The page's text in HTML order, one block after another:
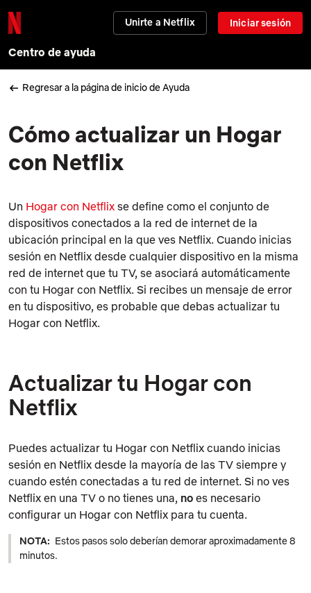
Unirte a Netflix Iniciar sesión
Centro de ayuda
Regresar a la página de inicio de Ayuda
Cómo actualizar un Hogar
con Netflix
Un Hogar con Netflix se define como el conjunto de
dispositivos conectados a la red de internet de la
ubicación principal en la que ves Netflix. Cuando inicias
sesión en Netflix desde cualquier dispositivo en la misma
red de internet que tu TV, se asociará automáticamente
con tu Hogar con Netflix. Si recibes un mensaje de error
en tu dispositivo, es probable que debas actualizar tu
Hogar con Netflix.
Actualizar tu Hogar con
Netflix
Puedes actualizar tu Hogar con Netflix cuando inicias
sesión en Netflix desde la mayoría de las TV siempre y
cuando estén conectadas a tu red de internet. Si no ves
Netflix en una TV o no tienes una, no es necesario
configurar un Hogar con Netflix para tu cuenta.
NOTA: Estos pasos solo deberían demorar aproximadamente 8
minutos.